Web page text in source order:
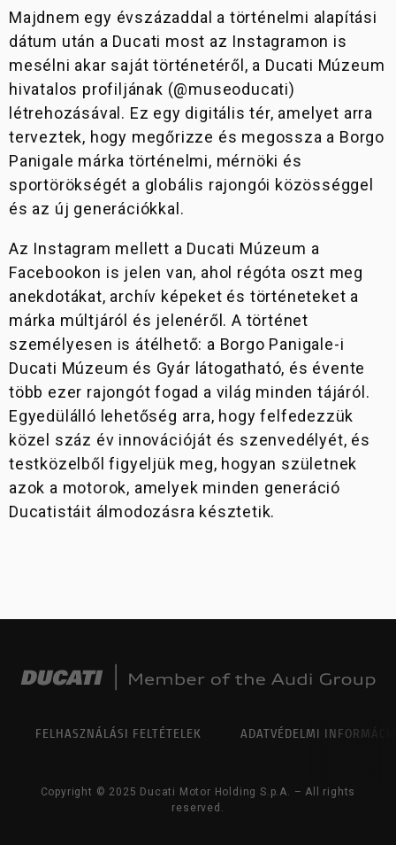
Majdnem egy évszázaddal a történelmi alapítási
dátum után a Ducati most az Instagramon is
mesélni akar saját történetéről, a Ducati Múzeum
hivatalos profiljának (@museoducati)
létrehozásával. Ez egy digitális tér, amelyet arra
terveztek, hogy megőrizze és megossza a Borgo
Panigale márka történelmi, mérnöki és
sportörökségét a globális rajongói közösséggel
és az új generációkkal.
Az Instagram mellett a Ducati Múzeum a
Facebookon is jelen van, ahol régóta oszt meg
anekdotákat, archív képeket és történeteket a
márka múltjáról és jelenéről. A történet
személyesen is átélhető: a Borgo Panigale-i
Ducati Múzeum és Gyár látogatható, és évente
több ezer rajongót fogad a világ minden tájáról.
Egyedülálló lehetőség arra, hogy felfedezzük
közel száz év innovációját és szenvedélyét, és
testközelből figyeljük meg, hogyan születnek
azok a motorok, amelyek minden generáció
Ducatistáit álmodozásra késztetik.
FELHASZNÁLÁSI FELTÉTELEK ADATVÉDELMI
Copyright © 2025 Ducati Motor Holding S.p.A. – All rights
reserved.